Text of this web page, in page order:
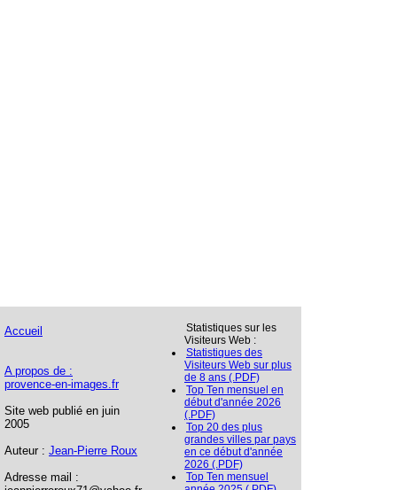
Accueil
A propos de :
provence-en-images.fr
Site web publié en juin
2005
Auteur : Jean-Pierre Roux
Adresse mail :
Statistiques sur les
Visiteurs Web :
Statistiques des
Visiteurs Web sur plus
de 8 ans (.PDF)
Top Ten mensuel en
début d'année 2026
(.PDF)
Top 20 des plus
grandes villes par pays
en ce début d'année
2026 (.PDF)
Top Ten mensuel